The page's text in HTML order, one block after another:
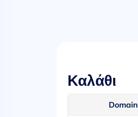
Καλάθι
Domain